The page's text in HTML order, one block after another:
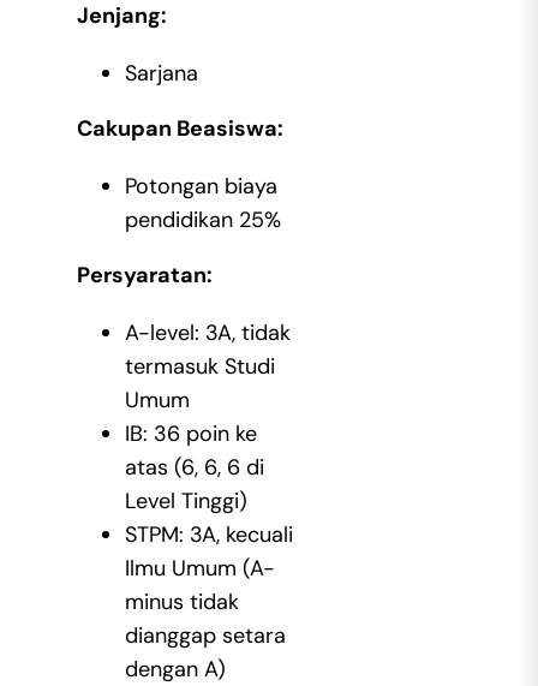
Jenjang:
Sarjana
Cakupan Beasiswa:
Potongan biaya
pendidikan 25%
Persyaratan:
A-level: 3A, tidak
termasuk Studi
Umum
IB: 36 poin ke
atas (6, 6, 6 di
Level Tinggi)
STPM: 3A, kecuali
Ilmu Umum (A-
minus tidak
dianggap setara
dengan A)